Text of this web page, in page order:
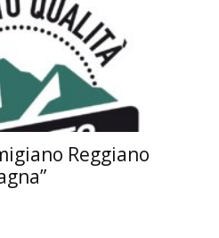
Reggiano